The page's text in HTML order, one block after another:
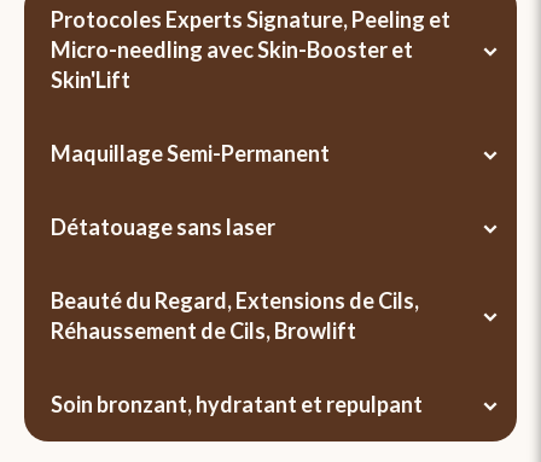
Protocoles Experts Signature, Peeling et
Micro-needling avec Skin-Booster et
Skin'Lift
Maquillage Semi-Permanent
Détatouage sans laser
Beauté du Regard, Extensions de Cils,
Réhaussement de Cils, Browlift
Soin bronzant, hydratant et repulpant